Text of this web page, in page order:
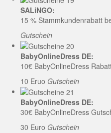
SALiNGO:
15 % Stammkundenrabatt
Gutschein
BabyOnlineDress DE:
10€ BabyOnlineDress
10 Eruo Gutschein
BabyOnlineDress DE:
30€ BabyOnlineDress
30 Euro Gutschein